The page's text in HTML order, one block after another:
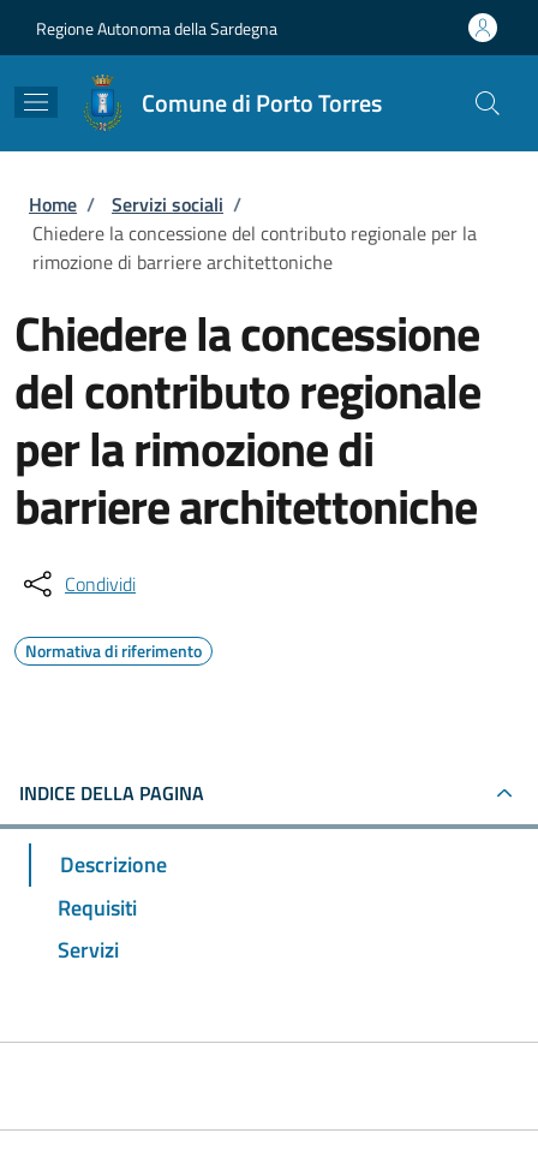
Regione Autonoma della Sardegna
Comune di Porto Torres
Briciole di pane
Home / Servizi sociali /
Chiedere la concessione del contributo regionale per la
rimozione di barriere architettoniche
Chiedere la concessione
del contributo regionale
per la rimozione di
barriere architettoniche
Condividi
Normativa di riferimento
INDICE DELLA PAGINA
Descrizione
Requisiti
Servizi